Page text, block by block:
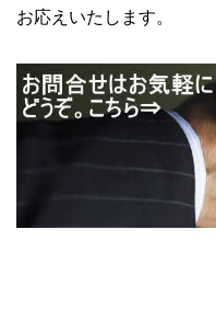
お応えいたします。